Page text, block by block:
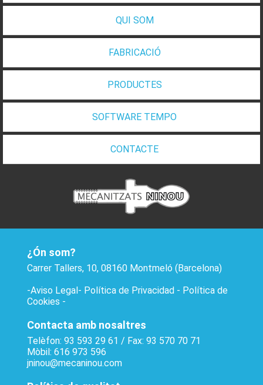
QUI SOM
FABRICACIÓ
PRODUCTES
SOFTWARE TEMPO
CONTACTE
¿Ón som?
Carrer Tallers, 10, 08160 Montmeló (Barcelona)
-Aviso Legal- Política de Privacidad - Política de
Cookies -
Contacta amb nosaltres
Telèfon: 93 593 29 61 / Fax: 93 570 70 71
Mòbil: 616 973 596
jninou@mecaninou.com